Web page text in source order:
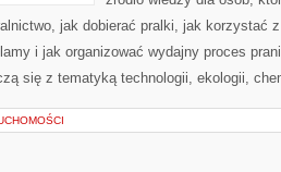
jak dobierać pralki, jak korzystać
i jak organizować wydajny proces
się z tematyką technologii, ekologii,